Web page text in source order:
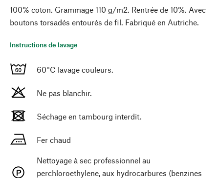
100% coton. Grammage 110 g/m2. Rentrée de 10%. Avec
boutons torsadés entourés de fil. Fabriqué en Autriche.
Instructions de lavage
60°C lavage couleurs.
Ne pas blanchir.
Séchage en tambourg interdit.
Fer chaud
Nettoyage à sec professionnel au
perchloroethylene, aux hydrocarbures (benzines